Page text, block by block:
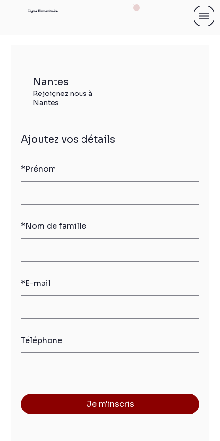
Ligue Humanitaire
Ajoutez vos détails
*Prénom
*Nom de famille
*E-mail
Téléphone
Je m'inscris
Nantes
Rejoignez nous à
Nantes